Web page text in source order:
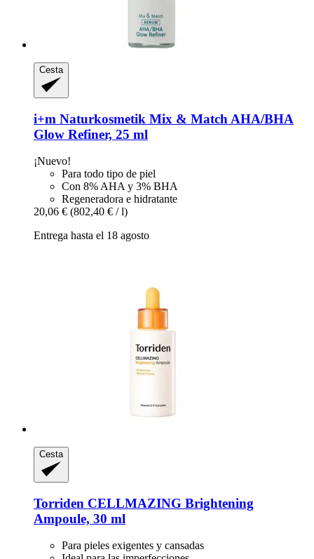
Cesta
i+m Naturkosmetik Mix & Match AHA/BHA
Glow Refiner, 25 ml
¡Nuevo!
Para todo tipo de piel
Con 8% AHA y 3% BHA
Regeneradora e hidratante
20,06 € (802,40 € / l)
Entrega hasta el 18 agosto
Cesta
Torriden CELLMAZING Brightening
Ampoule, 30 ml
Para pieles exigentes y cansadas